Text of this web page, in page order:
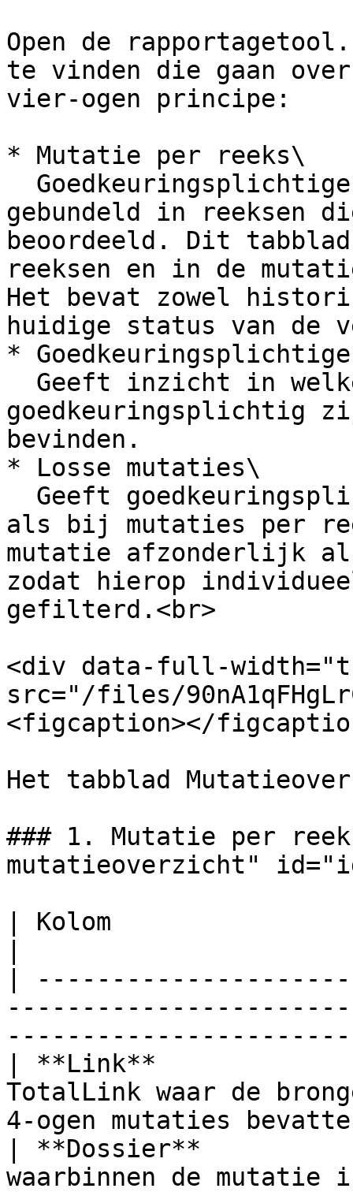
Open de
te vinden die gaan
vier-ogen principe:​
* Mutatie per reeks\
gebundeld in reeksen
beoordeeld. Dit
reeksen en in de
Het bevat zowel
huidige status van de
*
goedkeuringsplichtig
bevinden.
* Losse mutaties\
als bij mutaties per
mutatie afzonderlijk
zodat hierop
gefilterd.<br>
<div data-full-
src="/files/
<figcaption></
Het tabblad
### 1. Mutatie per
mutatieoverzicht"
| Kolom
|
| **Link**
TotalLink waar de
4-ogen mutaties
| **Dossier**
waarbinnen de mutatie